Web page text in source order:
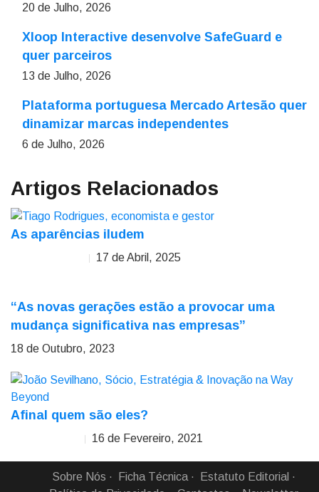
20 de Julho, 2026
Xloop Interactive desenvolve SafeGuard e
quer parceiros
13 de Julho, 2026
Plataforma portuguesa Mercado Artesão quer
dinamizar marcas independentes
6 de Julho, 2026
Artigos Relacionados
As aparências iludem
17 de Abril, 2025
“As novas gerações estão a provocar uma
mudança significativa nas empresas”
18 de Outubro, 2023
Afinal quem são eles?
16 de Fevereiro, 2021
Sobre Nós Ficha Técnica
Estatuto Editorial